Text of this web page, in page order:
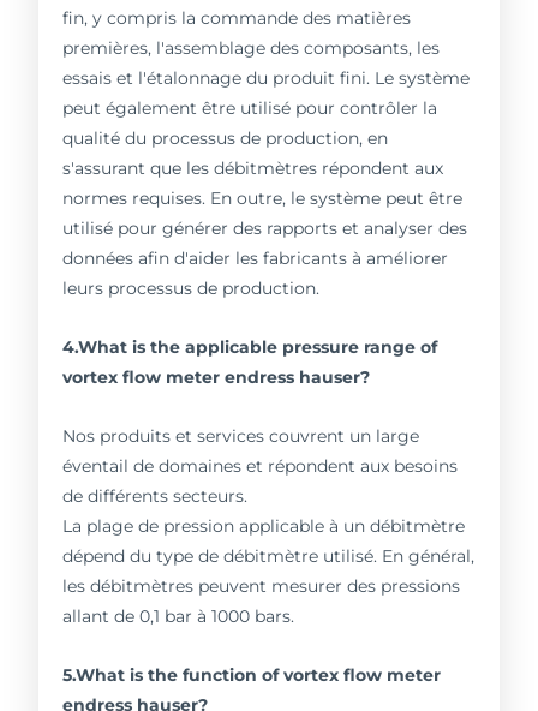
fin, y compris la commande des matières
premières, l'assemblage des composants, les
essais et l'étalonnage du produit fini. Le système
peut également être utilisé pour contrôler la
qualité du processus de production, en
s'assurant que les débitmètres répondent aux
normes requises. En outre, le système peut être
utilisé pour générer des rapports et analyser des
données afin d'aider les fabricants à améliorer
leurs processus de production.
4.What is the applicable pressure range of
vortex flow meter endress hauser?
Nos produits et services couvrent un large
éventail de domaines et répondent aux besoins
de différents secteurs.
La plage de pression applicable à un débitmètre
dépend du type de débitmètre utilisé. En général,
les débitmètres peuvent mesurer des pressions
allant de 0,1 bar à 1000 bars.
5.What is the function of vortex flow meter
endress hauser?